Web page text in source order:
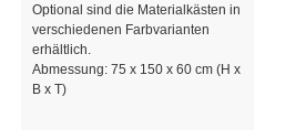
Optional sind die Materialkästen in
verschiedenen Farbvarianten
erhältlich.
Abmessung: 75 x 150 x 60 cm (H x
B x T)